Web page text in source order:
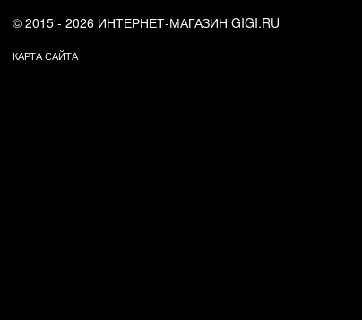
© 2015 - 2026 ИНТЕРНЕТ-МАГАЗИН GIGI.RU
КАРТА САЙТА